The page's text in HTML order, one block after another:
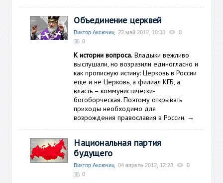
Объединение церквей
Виктор Аксючиц 22 май 2012, 10:38
0
0
К истории вопроса. Владыки вежливо
выслушали, но возразили единогласно и
как прописную истину: Церковь в России
еще и не Церковь, а филиал КГБ, а
власть – коммунистически-
богоборческая. Поэтому открывать
приходы необходимо для
возрождения православия в России. →
Национальная партия
будущего
Виктор Аксючиц 04 апрель 2012, 12:28
0
0